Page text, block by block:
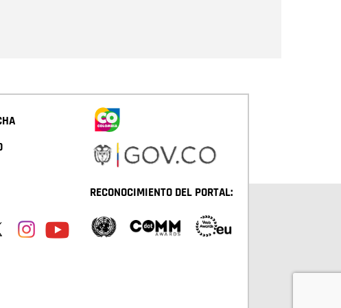
RECONOCIMIENTO DEL PORTAL: